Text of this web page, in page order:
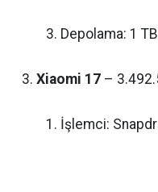
Depolama: 1 TB
Xiaomi 17 –
İşlemci: